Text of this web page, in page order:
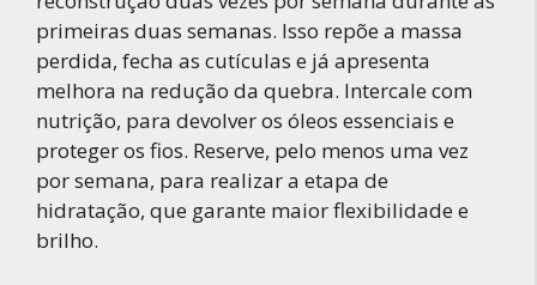
primeiras duas semanas. Isso repõe a massa
perdida, fecha as cutículas e já apresenta
melhora na redução da quebra. Intercale com
nutrição, para devolver os óleos essenciais e
proteger os fios. Reserve, pelo menos uma vez
por semana, para realizar a etapa de
hidratação, que garante maior flexibilidade e
brilho.